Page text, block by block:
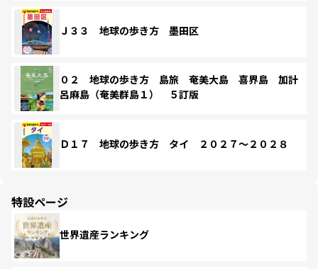
Ｊ３３ 地球の歩き方 墨田区
０２ 地球の歩き方 島旅 奄美大島 喜界島 加計
呂麻島（奄美群島１） ５訂版
Ｄ１７ 地球の歩き方 タイ ２０２７～２０２８
特設ページ
世界遺産ランキング